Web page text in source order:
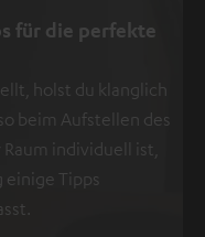
für die perfekte
holst du klanglich
beim Aufstellen des
individuell ist,
einige Tipps